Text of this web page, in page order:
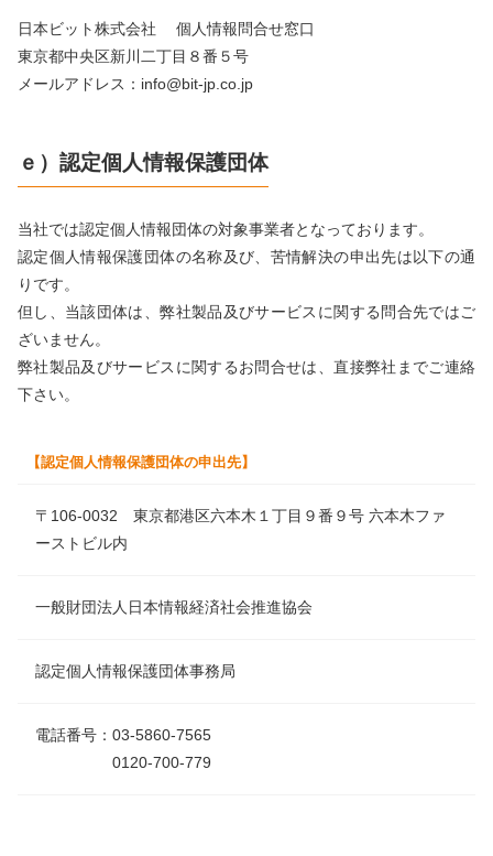
日本ビット株式会社 個人情報問合せ窓口
東京都中央区新川二丁目８番５号
メールアドレス：info@bit-jp.co.jp
ｅ）認定個人情報保護団体
当社では認定個人情報団体の対象事業者となっております。
認定個人情報保護団体の名称及び、苦情解決の申出先は以下の通
りです。
但し、当該団体は、弊社製品及びサービスに関する問合先ではご
ざいません。
弊社製品及びサービスに関するお問合せは、直接弊社までご連絡
下さい。
【認定個人情報保護団体の申出先】
〒106-0032 東京都港区六本木１丁目９番９号 六本木ファ
ーストビル内
一般財団法人日本情報経済社会推進協会
認定個人情報保護団体事務局
電話番号：03-5860-7565
0120-700-779